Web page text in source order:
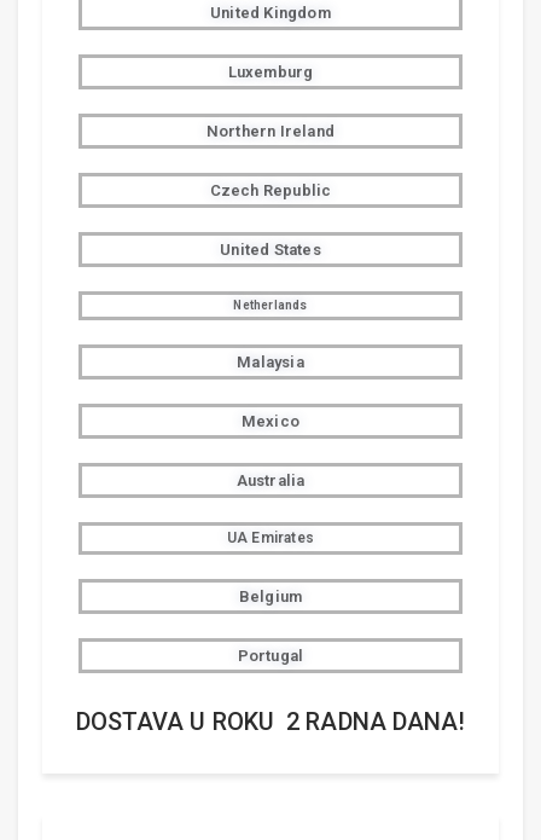
United Kingdom
Luxemburg
Northern Ireland
Czech Republic
United States
Netherlands
Malaysia
Mexico
Australia
UA Emirates
Belgium
Portugal
DOSTAVA U ROKU 2 RADNA DANA!